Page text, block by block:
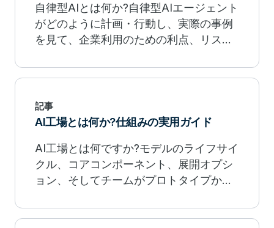
自律型AIとは何か?自律型AIエージェント
がどのように計画・行動し、実際の事例
を見て、企業利用のための利点、リス
記事
AI工場とは何か?仕組みの実用ガイド
AI工場とは何ですか?モデルのライフサイ
クル、コアコンポーネント、展開オプシ
ョン、そしてチームがプロトタイプから
ップしているかを学びましょう。